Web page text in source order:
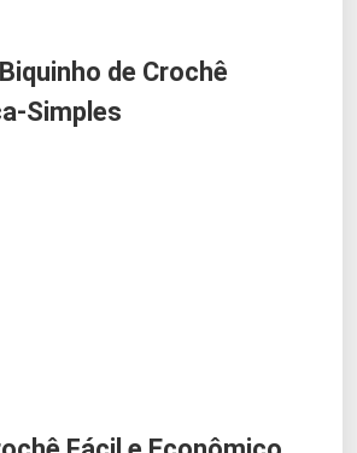
de Crochê
Simples